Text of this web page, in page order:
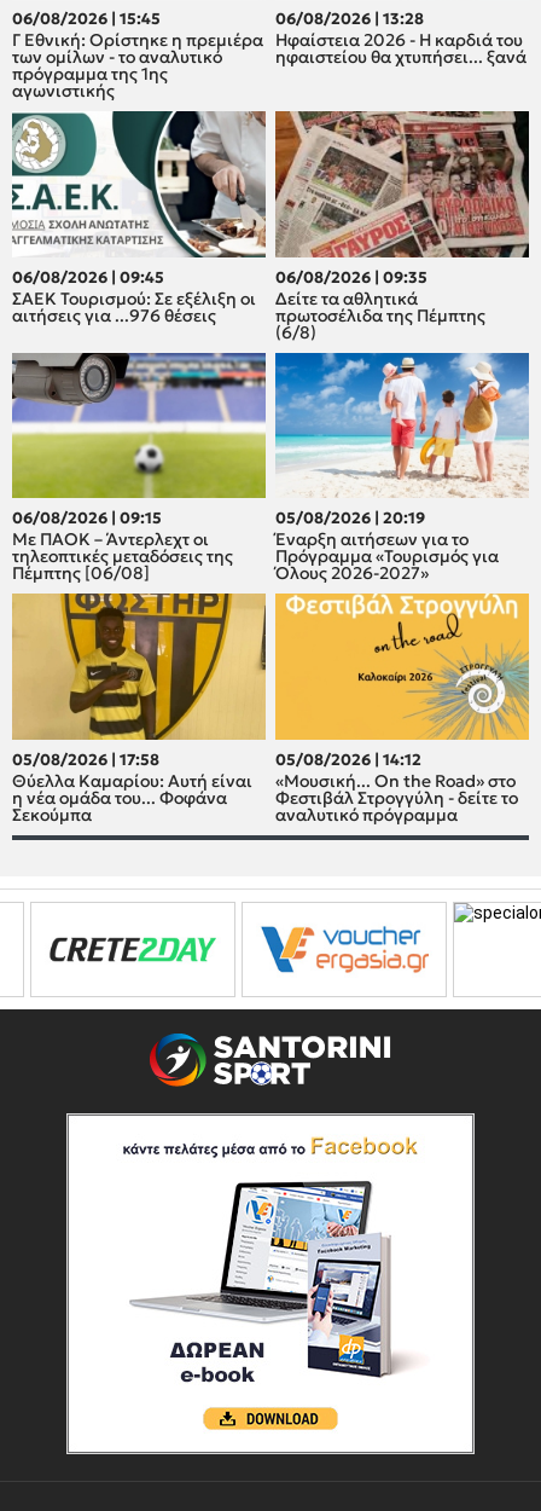
06/08/2026 | 15:45
Γ Εθνική: Ορίστηκε η πρεμιέρα
των ομίλων - το αναλυτικό
πρόγραμμα της 1ης
αγωνιστικής
06/08/2026 | 13:28
Ηφαίστεια 2026 - Η καρδιά του
ηφαιστείου θα χτυπήσει... ξανά
06/08/2026 | 09:45
ΣΑΕΚ Τουρισμού: Σε εξέλιξη οι
αιτήσεις για ...976 θέσεις
06/08/2026 | 09:35
Δείτε τα αθλητικά
πρωτοσέλιδα της Πέμπτης
(6/8)
06/08/2026 | 09:15
Με ΠΑΟΚ – Άντερλεχτ οι
τηλεοπτικές μεταδόσεις της
Πέμπτης [06/08]
05/08/2026 | 20:19
Έναρξη αιτήσεων για το
Πρόγραμμα «Τουρισμός για
Όλους 2026-2027»
05/08/2026 | 17:58
Θύελλα Καμαρίου: Αυτή είναι
η νέα ομάδα του... Φοφάνα
Σεκούμπα
05/08/2026 | 14:12
«Μουσική... On the Road» στο
Φεστιβάλ Στρογγύλη - δείτε το
αναλυτικό πρόγραμμα